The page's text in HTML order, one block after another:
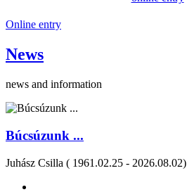
Online entry
News
news and information
Búcsúzunk ...
Juhász Csilla ( 1961.02.25 - 2026.08.02)